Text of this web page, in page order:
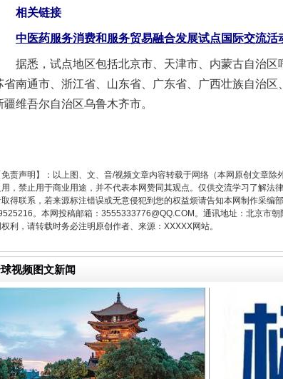
关链接
中医药服务消费和服务贸易融合发展试点国际交流活
悉，试点地区包括北京市、天津市、内蒙古自治区
省南通市、浙江省、山东省、广东省、广西壮族自治
疆维吾尔自治区乌鲁木齐市。
免责声明】：以上图、文、音/视频文章内容转载于网络（本网原创文章
用，禁止用于商业用途，并不代表本网赞同其观点。仅供交流学习了解
得联系，若来源标注错误或无意侵犯到您的权益烦请告知本网制作采
。本网投稿邮箱：3555333776@QQ.COM。通讯地址：北京市
利，请转载时务必注明原创作者、来源：XXXXX网站。
视频图文新闻
东山县通报“牛蛙产品抗生素超标问题” 法
千年窑火 生生不息